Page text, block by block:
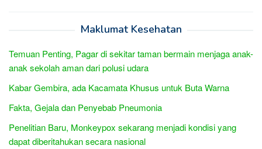
Maklumat Kesehatan
Temuan Penting, Pagar di sekitar taman bermain menjaga anak-
anak sekolah aman dari polusi udara
Kabar Gembira, ada Kacamata Khusus untuk Buta Warna
Fakta, Gejala dan Penyebab Pneumonia
Penelitian Baru, Monkeypox sekarang menjadi kondisi yang
dapat diberitahukan secara nasional